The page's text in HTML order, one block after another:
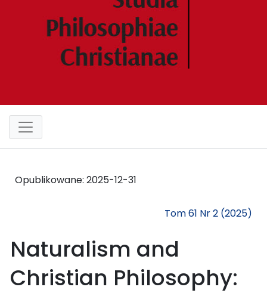
Opublikowane: 2025-12-31
Tom 61 Nr 2 (2025)
Naturalism and
Christian Philosophy: